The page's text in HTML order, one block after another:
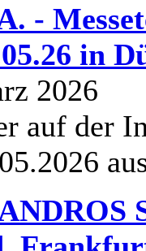
-
in
2026
auf der